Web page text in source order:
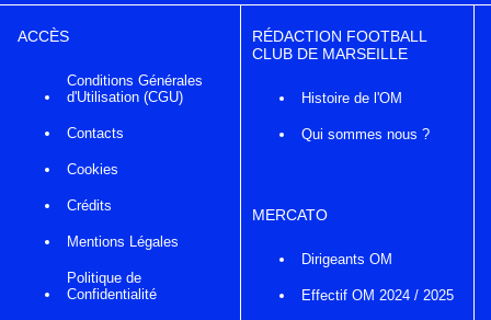
ACCÈS
Conditions Générales
d'Utilisation (CGU)
Contacts
Cookies
Crédits
Mentions Légales
Politique de
Confidentialité
RÉDACTION FOOTBALL
CLUB DE MARSEILLE
Histoire de l'OM
Qui sommes nous ?
MERCATO
Dirigeants OM
Effectif OM 2024 / 2025